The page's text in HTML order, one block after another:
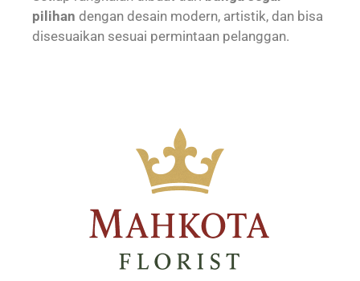
pilihan dengan desain modern, artistik, dan bisa
disesuaikan sesuai permintaan pelanggan.